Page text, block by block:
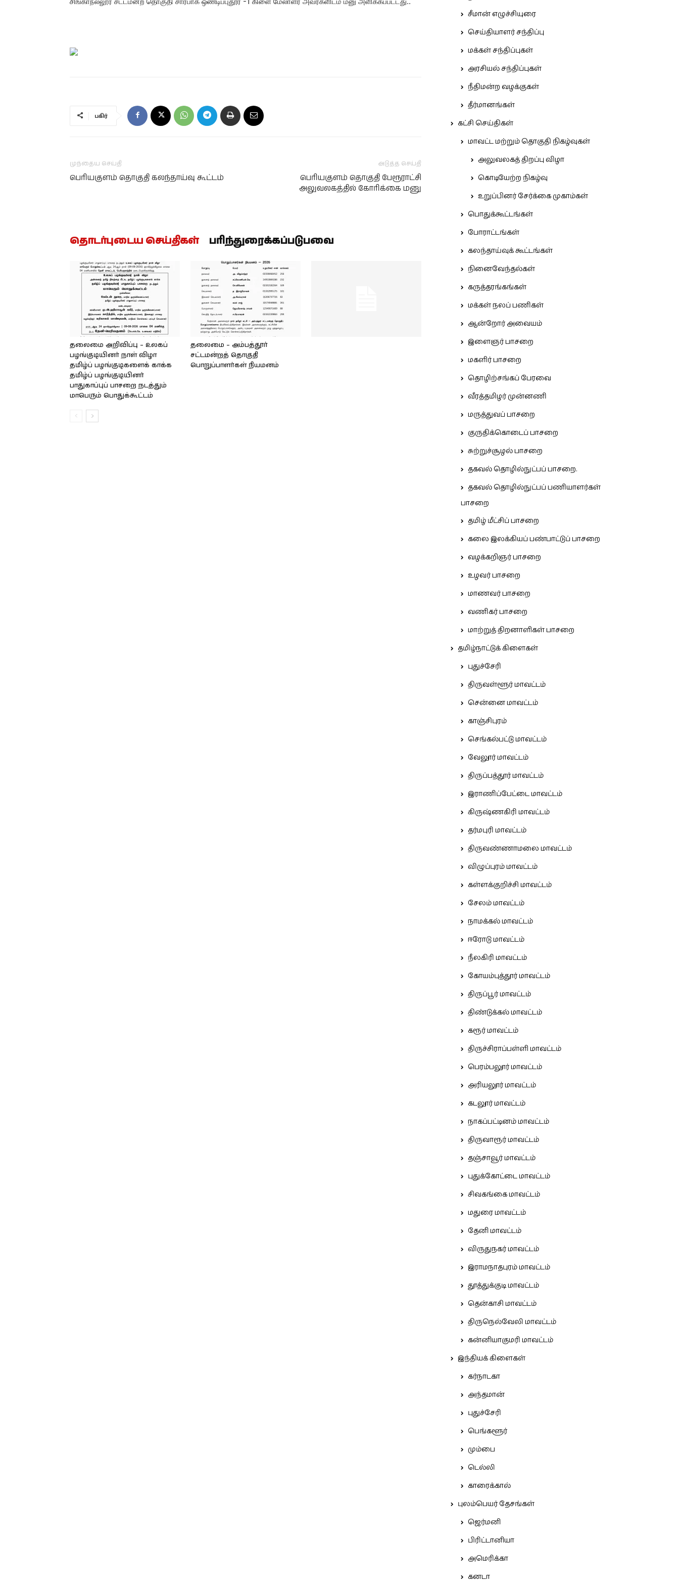
பகிர்
முந்தைய செய்தி
பெரியகுளம் தொகுதி கலந்தாய்வு கூட்டம்
அடுத்த செய்தி
பெரியகுளம் தொகுதி பேரூராட்சி
அலுவலகத்தில் கோரிக்கை மனு
தொடர்புடைய செய்திகள் பரிந்துரைக்கப்படுபவை
தலைமை அறிவிப்பு – உலகப்
பழங்குடியினர் நாள் விழா
தமிழ்ப் பழங்குடிகளைக் காக்க
தமிழ்ப் பழங்குடியினர்
பாதுகாப்புப் பாசறை நடத்தும்
மாபெரும் பொதுக்கூட்டம்
தலைமை – அம்பத்தூர்
சட்டமன்றத் தொகுதி
பொறுப்பாளர்கள் நியமனம்
சீமான் எழுச்சியுரை
செய்தியாளர் சந்திப்பு
மக்கள் சந்திப்புகள்
அரசியல் சந்திப்புகள்
நீதிமன்ற வழக்குகள்
தீர்மானங்கள்
கட்சி செய்திகள்
மாவட்ட மற்றும் தொகுதி நிகழ்வுகள்
அலுவலகத் திறப்பு விழா
கொடியேற்ற நிகழ்வு
உறுப்பினர் சேர்க்கை முகாம்கள்
பொதுக்கூட்டங்கள்
போராட்டங்கள்
கலந்தாய்வுக் கூட்டங்கள்
நினைவேந்தல்கள்
கருத்தரங்கங்கள்
மக்கள் நலப் பணிகள்
ஆன்றோர் அவையம்
இளைஞர் பாசறை
மகளிர் பாசறை
தொழிற்சங்கப் பேரவை
வீரத்தமிழர் முன்னணி
மருத்துவப் பாசறை
குருதிக்கொடைப் பாசறை
சுற்றுச்சூழல் பாசறை
தகவல் தொழில்நுட்பப் பாசறை.
தகவல் தொழில்நுட்பப் பணியாளர்கள்
பாசறை
தமிழ் மீட்சிப் பாசறை
கலை இலக்கியப் பண்பாட்டுப் பாசறை
வழக்கறிஞர் பாசறை
உழவர் பாசறை
மாணவர் பாசறை
வணிகர் பாசறை
மாற்றுத் திறனாளிகள் பாசறை
தமிழ்நாட்டுக் கிளைகள்
புதுச்சேரி
திருவள்ளூர் மாவட்டம்
சென்னை மாவட்டம்
காஞ்சிபுரம்
செங்கல்பட்டு மாவட்டம்
வேலூர் மாவட்டம்
திருப்பத்தூர் மாவட்டம்
இராணிப்பேட்டை மாவட்டம்
கிருஷ்ணகிரி மாவட்டம்
தர்மபுரி மாவட்டம்
திருவண்ணாமலை மாவட்டம்
விழுப்புரம் மாவட்டம்
கள்ளக்குறிச்சி மாவட்டம்
சேலம் மாவட்டம்
நாமக்கல் மாவட்டம்
ஈரோடு மாவட்டம்
நீலகிரி மாவட்டம்
கோயம்புத்தூர் மாவட்டம்
திருப்பூர் மாவட்டம்
திண்டுக்கல் மாவட்டம்
கரூர் மாவட்டம்
திருச்சிராப்பள்ளி மாவட்டம்
பெரம்பலூர் மாவட்டம்
அரியலூர் மாவட்டம்
கடலூர் மாவட்டம்
நாகப்பட்டினம் மாவட்டம்
திருவாரூர் மாவட்டம்
தஞ்சாவூர் மாவட்டம்
புதுக்கோட்டை மாவட்டம்
சிவகங்கை மாவட்டம்
மதுரை மாவட்டம்
தேனி மாவட்டம்
விருதுநகர் மாவட்டம்
இராமநாதபுரம் மாவட்டம்
தூத்துக்குடி மாவட்டம்
தென்காசி மாவட்டம்
திருநெல்வேலி மாவட்டம்
கன்னியாகுமரி மாவட்டம்
இந்தியக் கிளைகள்
கர்நாடகா
அந்தமான்
புதுச்சேரி
பெங்களூர்
மும்பை
டெல்லி
காரைக்கால்
புலம்பெயர் தேசங்கள்
ஜெர்மனி
பிரிட்டானியா
அமெரிக்கா
கனடா